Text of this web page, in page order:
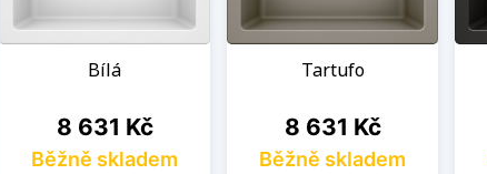
Bílá
Cena
8 631 Kč
Běžně skladem
Tartufo
Cena
8 631 Kč
Běžně skladem